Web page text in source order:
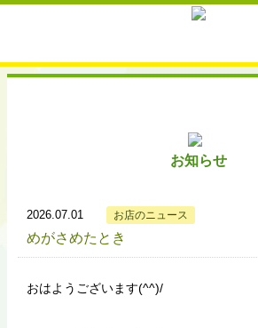
お知らせ
2026.07.01 お店のニュース
めがさめたとき
おはようございます(^^)/